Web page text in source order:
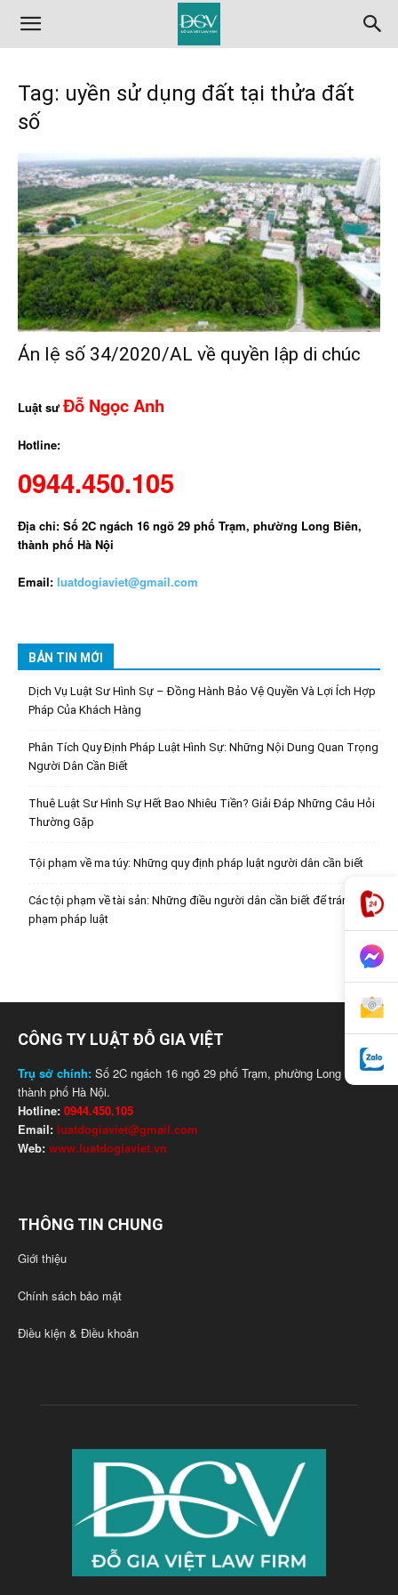
Tag: uyền sử dụng đất tại thửa đất
số
Án lệ số 34/2020/AL về quyền lập di chúc
Luật sưĐỗ Ngọc Anh
Hotline:
0944.450.105
Địa chỉ: Số 2C ngách 16 ngõ 29 phố Trạm, phường Long Biên,
thành phố Hà Nội
Email: luatdogiaviet@gmail.com
BẢN TIN MỚI
Dịch Vụ Luật Sư Hình Sự – Đồng Hành Bảo Vệ Quyền Và Lợi Ích Hợp
Pháp Của Khách Hàng
Phân Tích Quy Định Pháp Luật Hình Sự: Những Nội Dung Quan Trọng
Người Dân Cần Biết
Thuê Luật Sư Hình Sự Hết Bao Nhiêu Tiền? Giải Đáp Những Câu Hỏi
Thường Gặp
Tội phạm về ma túy: Những quy định pháp luật người dân cần biết
Các tội phạm về tài sản: Những điều người dân cần biết để tránh vi
phạm pháp luật
CÔNG TY LUẬT ĐỖ GIA VIỆT
Trụ sở chính: Số 2C ngách 16 ngõ 29 phố Trạm, phường Long Biên,
thành phố Hà Nội.
Hotline: 0944.450.105
Email: luatdogiaviet@gmail.com
Web: www.luatdogiaviet.vn
THÔNG TIN CHUNG
Giới thiệu
Chính sách bảo mật
Điều kiện & Điều khoản